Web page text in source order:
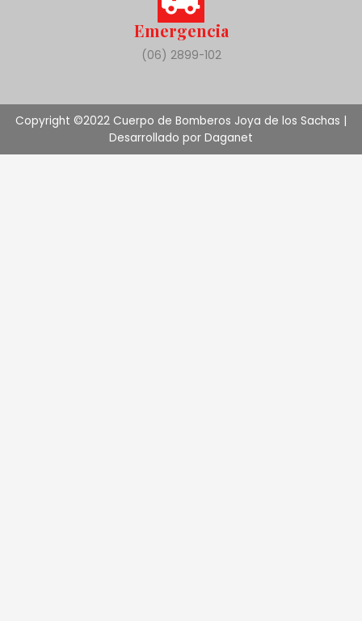
Emergencia
(06) 2899-102
Copyright ©2022 Cuerpo de Bomberos Joya de los Sachas |
Desarrollado por Daganet